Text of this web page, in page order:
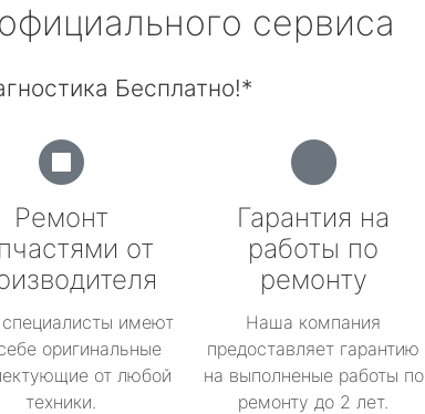
сервиса
Бесплатно!*
Ремонт
от
имеют
оригинальные
от любой
техники.
Гарантия на
работы по
ремонту
Наша компания
предоставляет гарантию
на выполненые работы по
ремонту до 2 лет.